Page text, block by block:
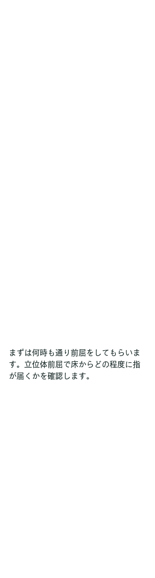
まずは何時も通り前屈をしてもらいま
す。立位体前屈で床からどの程度に指
が届くかを確認します。